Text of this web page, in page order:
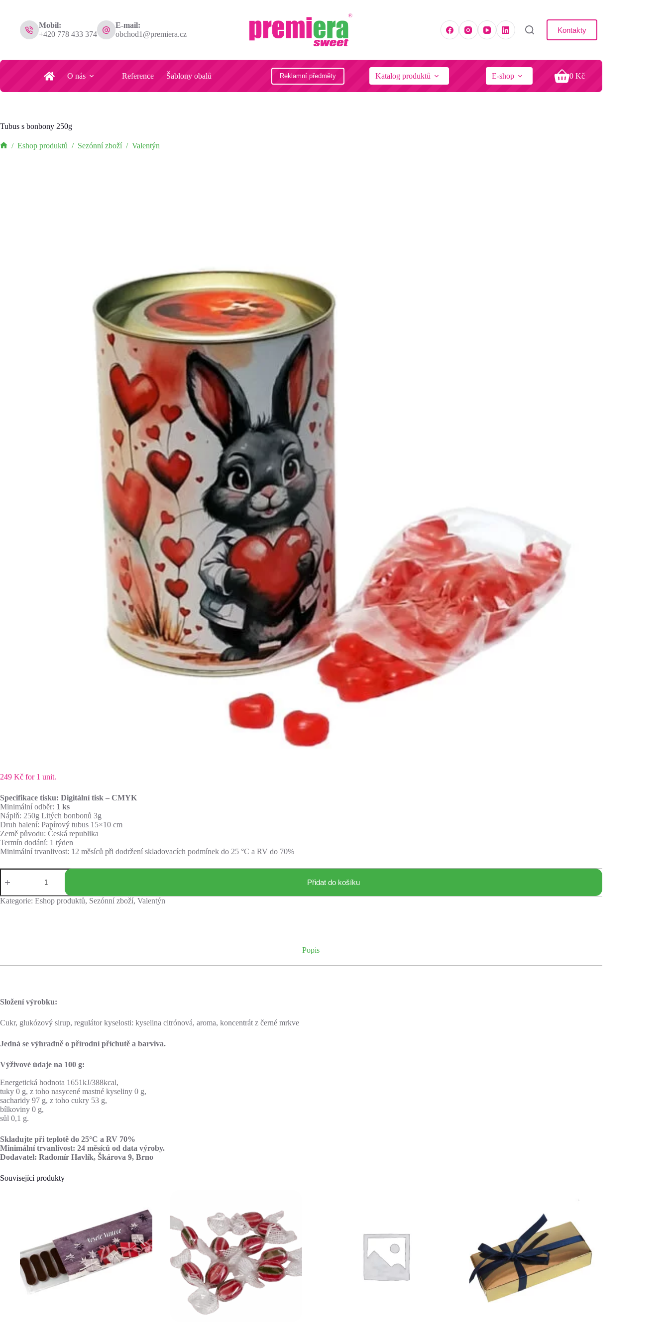
249 Kčfor 1
unit.
Mobil:
+420 778 433 374
E-mail:
obchod1@premiera.cz
Kontakty
O nás Reference Šablony obalů Reklamní předměty Katalog produktů E-shop 0 Kč
Tubus s bonbony 250g
/ Eshop produktů / Sezónní zboží / Valentýn
249 Kč for 1 unit.
Specifikace tisku: Digitální tisk – CMYK
Minimální odběr: 1 ks
Náplň: 250g Litých bonbonů 3g
Druh balení: Papírový tubus 15×10 cm
Země původu: Česká republika
Termín dodání: 1 týden
Minimální trvanlivost: 12 měsíců při dodržení skladovacích podmínek do 25 °C a RV do 70%
Přidat do košíku
Kategorie: Eshop produktů, Sezónní zboží, Valentýn
Popis
Složení výrobku:
Cukr, glukózový sirup, regulátor kyselosti: kyselina citrónová, aroma, koncentrát z černé mrkve
Jedná se výhradně o přírodní příchutě a barviva.
Výživové údaje na 100 g:
Energetická hodnota 1651kJ/388kcal,
tuky 0 g, z toho nasycené mastné kyseliny 0 g,
sacharidy 97 g, z toho cukry 53 g,
bílkoviny 0 g,
sůl 0,1 g.
Skladujte při teplotě do 25°C a RV 70%
Minimální trvanlivost: 24 měsíců od data výroby.
Dodavatel: Radomír Havlík, Škárova 9, Brno
Související produkty